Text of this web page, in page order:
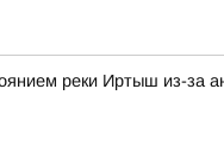
реки Иртыш из-за